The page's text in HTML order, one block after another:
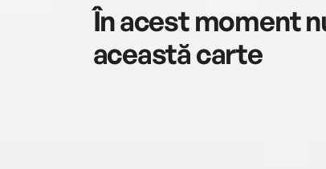
În acest moment
această carte